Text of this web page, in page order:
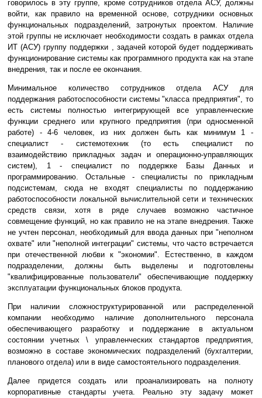
говорилось в эту группе, кроме сотрудников отдела АСУ, должны
войти, как правило на временной основе, сотрудники основных
функциональных подразделений, затронутых проектом. Наличие
этой группы не исключает необходимости создать в рамках отдела
ИТ (АСУ) группу поддержки , задачей которой будет поддерживать
функционирование системы как программного продукта как на этапе
внедрения, так и после ее окончания.
Минимальное количество сотрудников отдела АСУ для
поддержания работоспособности системы "класса предприятия", то
есть системы полностью интегрирующей все управленческие
функции среднего или крупного предприятия (при односменной
работе) - 4-6 человек, из них должен быть как минимум 1 -
специалист - системотехник (то есть специалист по
взаимодействию прикладных задач и операционно-управляющих
систем), 1 - специалист по поддержке Базы Данных и
программированию. Остальные - специалисты по прикладным
подсистемам, сюда не входят специалисты по поддержанию
работоспособности локальной вычислительной сети и технических
средств связи, хотя в ряде случаев возможно частичное
совмещение функций, но как правило не на этапе внедрения. Также
не учтен персонал, необходимый для ввода данных при "неполном
охвате" или "неполной интеграции" системы, что часто встречается
при отечественной любви к "экономии". Естественно, в каждом
подразделении, должны быть выделены и подготовлены
"квалифицированные пользователи" обеспечивающие поддержку
эксплуатации функциональных блоков продукта.
При наличии сложноструктурированной или распределенной
компании необходимо наличие дополнительного персонала
обеспечивающего разработку и поддержание в актуальном
состоянии учетных \ управленческих стандартов предприятия,
возможно в составе экономических подразделений (бухгалтерии,
планового отдела) или в виде самостоятельного подразделения.
Далее придется создать или проанализировать на полноту
корпоративные стандарты учета. Реально эту задачу может